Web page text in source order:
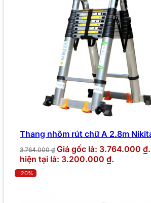
Thang nhôm rút chữ A 2.8m
3.764.000₫ Giá gốc là: 3.764.000 ₫.
hiện tại là: 3.200.000 ₫.
-20%